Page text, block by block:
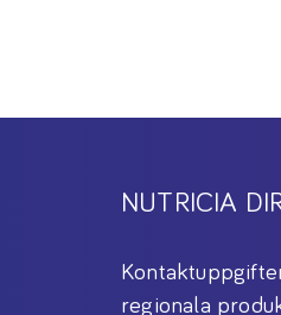
NUTRICIA
regionala